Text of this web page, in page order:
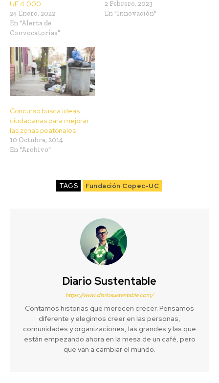
UF 4.000
24 Enero, 2022
En "Alerta de
Convocatorias"
2 Febrero, 2023
En "Innovación"
Concurso busca ideas
ciudadanas para mejorar
las zonas peatonales
10 Octubre, 2014
En "Archivo"
TAGS Fundación Copec-UC
Diario Sustentable
https://www.diariosustentable.com/
Contamos historias que merecen crecer. Pensamos
diferente y elegimos creer en las personas,
comunidades y organizaciones, las grandes y las que
están empezando ahora en la mesa de un café, pero
que van a cambiar el mundo.